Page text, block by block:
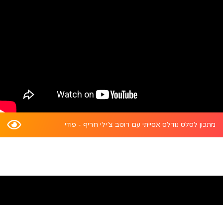
מתכון לסלט נודלס אסייתי עם רוטב צ’ילי חריף - פודי